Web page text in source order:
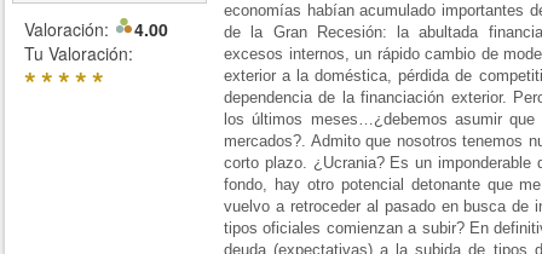
Valoración:
4.00
Tu Valoración:
*****
economías habían acumulado importantes
de la Gran Recesión: la abultada
excesos internos, un rápido cambio de
exterior a la doméstica, pérdida de
dependencia de la financiación exterior.
los últimos meses…¿debemos asumir
mercados?. Admito que nosotros tenemos
corto plazo. ¿Ucrania? Es un imponderable
fondo, hay otro potencial detonante que
vuelvo a retroceder al pasado en busca de
tipos oficiales comienzan a subir? En
deuda (expectativas) a la subida de tipos